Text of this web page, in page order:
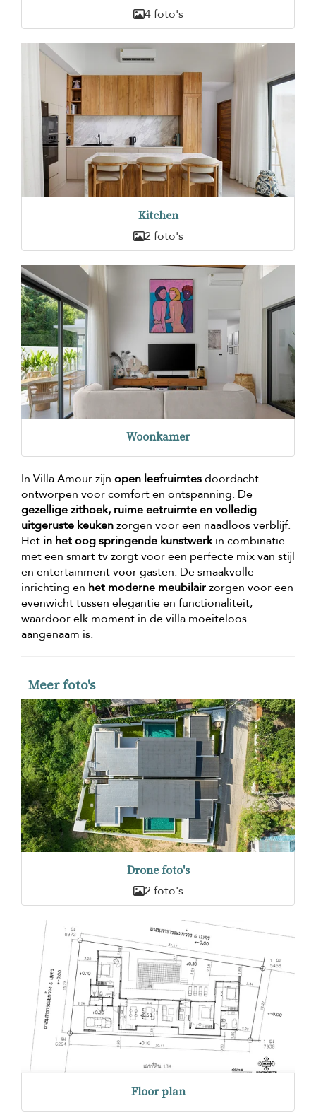
4 foto's
Kitchen
2 foto's
Woonkamer
In Villa Amour zijn open leefruimtesdoordacht
ontworpen voor comfort en ontspanning. De
gezellige zithoek, ruime eetruimte en volledig
uitgeruste keukenzorgen voor een naadloos verblijf.
Het in het oog springende kunstwerkin combinatie
met een smart tv zorgt voor een perfecte mix van stijl
en entertainment voor gasten. De smaakvolle
inrichting en het moderne meubilairzorgen voor een
evenwicht tussen elegantie en functionaliteit,
waardoor elk moment in de villa moeiteloos
aangenaam is.
Meer foto's
Drone foto's
2 foto's
Floor plan